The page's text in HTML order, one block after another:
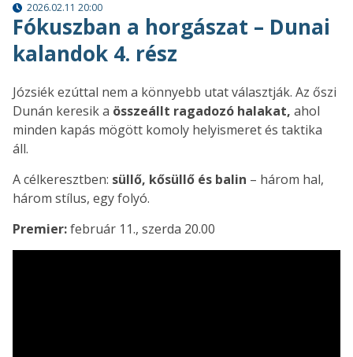
2026.02.11 20:00
Fókuszban a horgászat – Dunai
kalandok 4. rész
Józsiék ezúttal nem a könnyebb utat választják. Az őszi
Dunán keresik a összeállt ragadozó halakat, ahol
minden kapás mögött komoly helyismeret és taktika
áll.
A célkeresztben: süllő, kősüllő és balin – három hal,
három stílus, egy folyó.
Premier:február 11., szerda 20.00